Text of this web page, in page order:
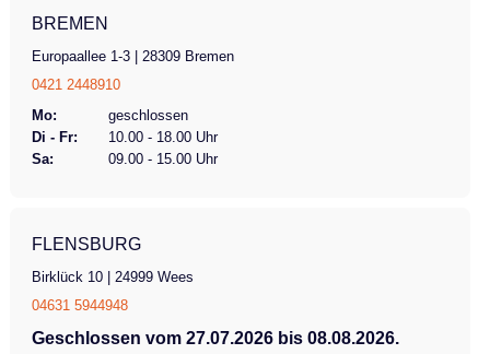
abweichen. Jedes Rad ist individuell
Ihr Fahrrad! Motor optional Schaltung 8-
Schreibenbremsen Feststellbremse/Ständer
Feststellbremse Maximales Benutzergewicht
20'' (hinten) Sonstiges BISSA-
Federungssystem Hilfsmittelnummer
BREMEN
Europaallee 1-3 | 28309 Bremen
0421 2448910
Mo:
geschlossen
Di - Fr:
10.00 - 18.00 Uhr
Sa:
09.00 - 15.00 Uhr
FLENSBURG
Birklück 10 | 24999 Wees
04631 5944948
Geschlossen vom 27.07.2026 bis 08.08.2026.